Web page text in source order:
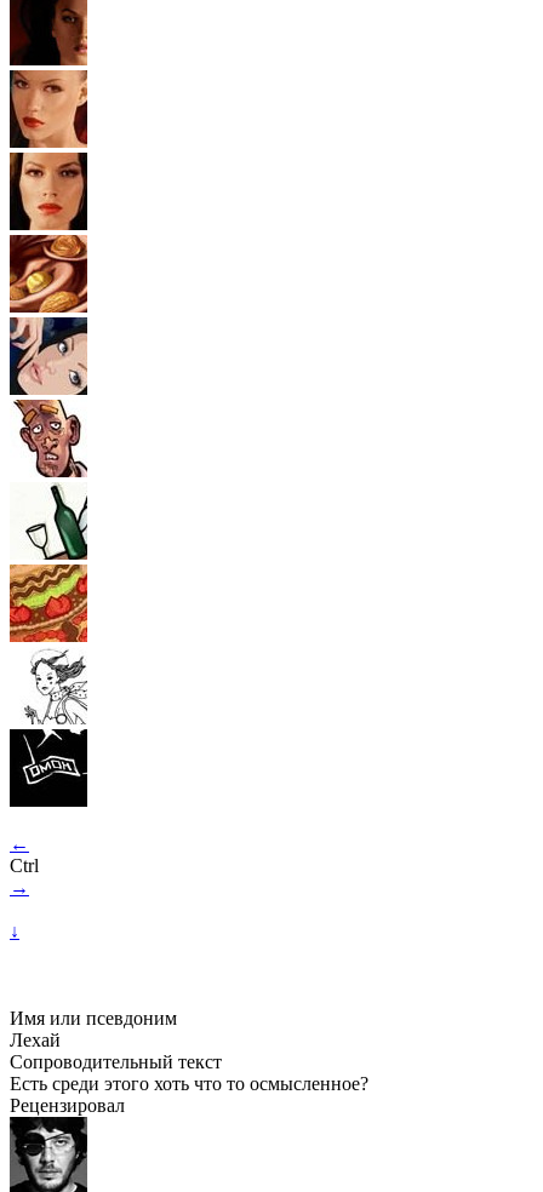
←
Ctrl
→
↓
Имя или псевдоним
Лехай
Сопроводительный текст
Есть среди этого хоть что то осмысленное?
Рецензировал